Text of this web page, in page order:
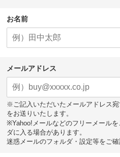
お名前
メールアドレス
※ご記入いただいたメールアドレス
をお送りいたします。
※Yahoo!メールなどのフリーメール
ダに入る場合があります。
迷惑メールのフォルダ・設定等をご確